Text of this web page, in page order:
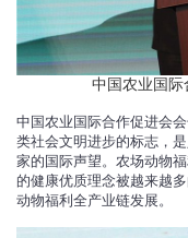
中国农业国际
中国农业国际合作促进会
类社会文明进步的标志，
家的国际声望。农场动物
的健康优质理念被越来越
动物福利全产业链发展。